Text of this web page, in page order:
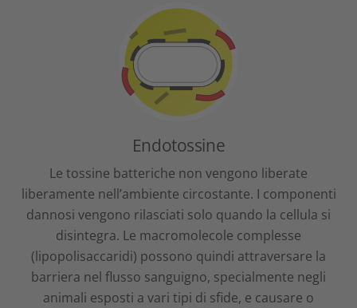
Endotossine
Le tossine batteriche non vengono liberate
liberamente nell’ambiente circostante. I componenti
dannosi vengono rilasciati solo quando la cellula si
disintegra. Le macromolecole complesse
(lipopolisaccaridi) possono quindi attraversare la
barriera nel flusso sanguigno, specialmente negli
animali esposti a vari tipi di sfide, e causare o